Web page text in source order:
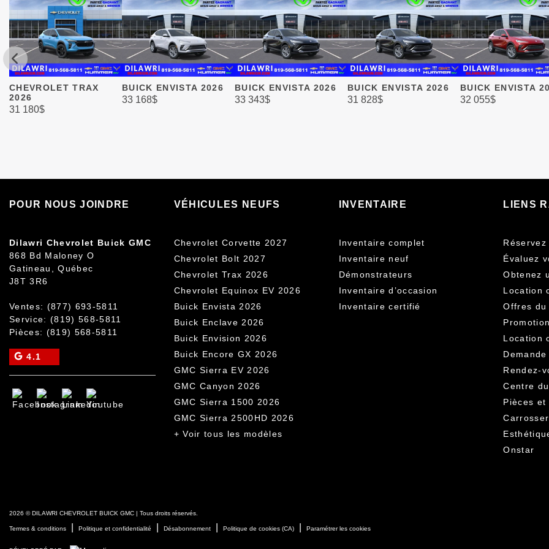
CHEVROLET TRAX
2026
31 180$
BUICK ENVISTA 2026
33 168$
BUICK ENVISTA 2026
33 343$
BUICK ENVISTA 2026
31 828$
BUICK ENVISTA
32 055$
POUR NOUS JOINDRE
Dilawri Chevrolet Buick GMC
868 Bd Maloney O
Gatineau
,Québec
J8T 3R6
Ventes: (877) 693-5811
Service: (819) 568-5811
Pièces: (819) 568-5811
4.1
VÉHICULES NEUFS
Chevrolet Corvette 2027
Chevrolet Bolt 2027
Chevrolet Trax 2026
Chevrolet Equinox EV 2026
Buick Envista 2026
Buick Enclave 2026
Buick Envision 2026
Buick Encore GX 2026
GMC Sierra EV 2026
GMC Canyon 2026
GMC Sierra 1500 2026
GMC Sierra 2500HD 2026
+ Voir tous les modèles
INVENTAIRE
Inventaire complet
Inventaire neuf
Démonstrateurs
Inventaire d’occasion
Inventaire certifié
LIENS
Évaluez
Obtenez
Location
Offres du
Location
Rendez-
Centre
Pièces et
Onstar
2026 © DILAWRI CHEVROLET BUICK GMC | Tous droits réservés.
Termes & conditions Politique et confidentialité Désabonnement Politique de cookies (CA) Paramétrer les cookies